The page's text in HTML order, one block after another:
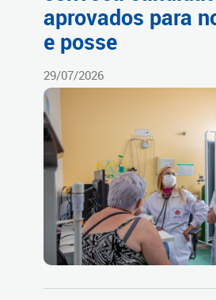
aprovados para
e posse
29/07/2026